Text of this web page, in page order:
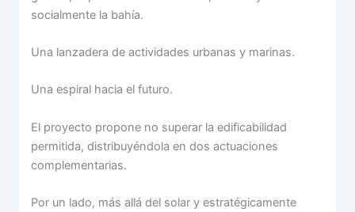
socialmente la bahía.
Una lanzadera de actividades urbanas y marinas.
Una espiral hacia el futuro.
El proyecto propone no superar la edificabilidad
permitida, distribuyéndola en dos actuaciones
complementarias.
Por un lado, más allá del solar y estratégicamente